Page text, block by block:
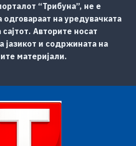
“Трибуна”, не е
на уредувачката
Авторите носат
јазикот и содржината на
материјали.